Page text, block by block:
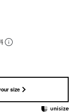
size